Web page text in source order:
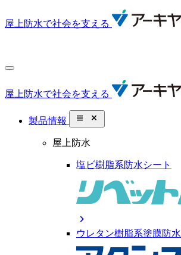
屋上防水で社会を支える
屋上防水で社会を支える
製品情報 close_small
屋上防水
塩ビ樹脂系防水シート
chevron_right
ウレタン樹脂系塗膜防水